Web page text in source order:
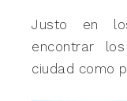
Justo en
encontrar
ciudad como